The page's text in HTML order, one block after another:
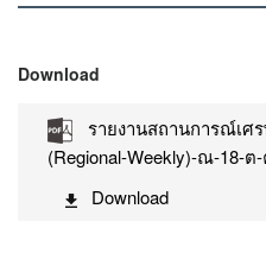
Download
รายงานสถานการณ์เ
(Regional-Weekly)-ณ-18-ต
Download